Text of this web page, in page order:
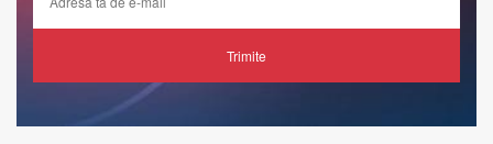
Trimite